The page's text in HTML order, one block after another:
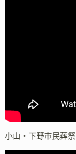
小山・下野市民葬祭